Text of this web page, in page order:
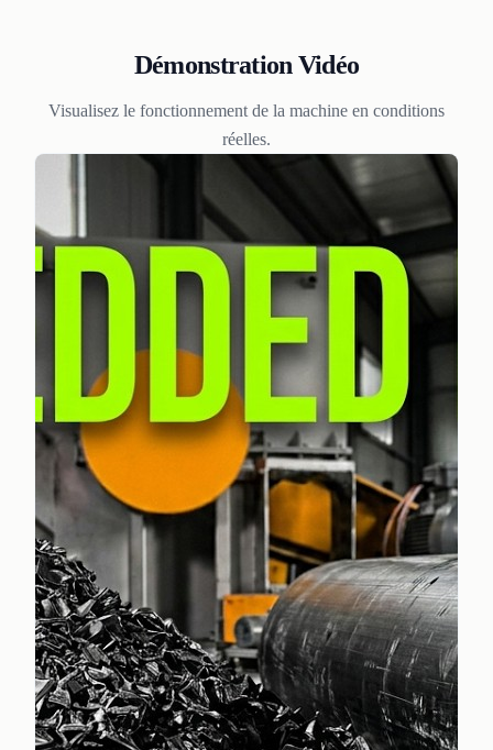
Démonstration Vidéo
Visualisez le fonctionnement de la machine en conditions
réelles.